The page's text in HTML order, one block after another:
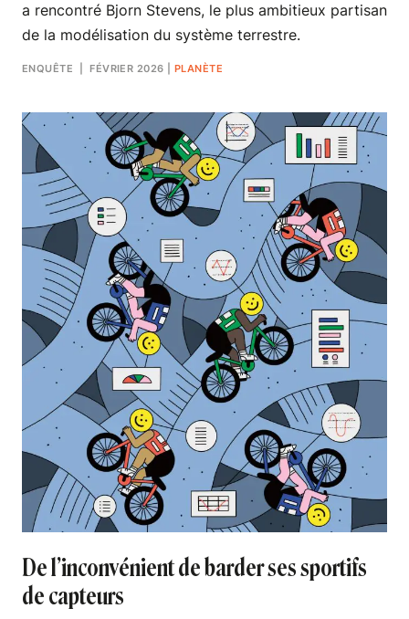
a rencontré Bjorn Stevens, le plus ambitieux partisan
de la modélisation du système terrestre.
ENQUÊTE | FÉVRIER 2026 PLANÈTE
De l’inconvénient de barder ses sportifs
de capteurs